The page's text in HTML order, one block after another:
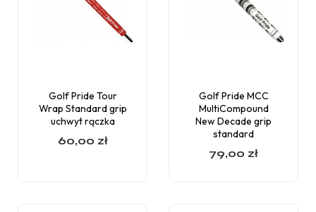
Golf Pride Tour
Wrap Standard grip
uchwyt rączka
60,00 zł
Golf Pride MCC
MultiCompound
New Decade grip
standard
79,00 zł